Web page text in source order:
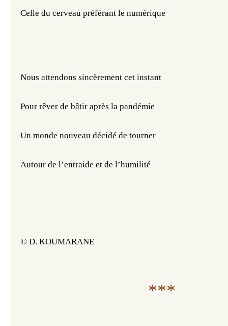
Celle du cerveau préférant le numérique
Nous attendons sincèrement cet instant
Pour rêver de bâtir après la pandémie
Un monde nouveau décidé de tourner
Autour de l’entraide et de l’humilité
© D. KOUMARANE
***